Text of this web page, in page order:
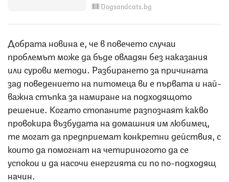
Dogsandcats.bg
Добрата новина е, че в повечето случаи
проблемът може да бъде овладян без наказания
или сурови методи. Разбирането за причината
зад поведението на питомеца ви е първата и най-
важна стъпка за намиране на подходящото
решение. Когато стопаните разпознаят какво
провокира възбудата на домашния им любимец,
те могат да предприемат конкретни действия, с
които да помогнат на четириногото да се
успокои и да насочи енергията си по по-подходящ
начин.